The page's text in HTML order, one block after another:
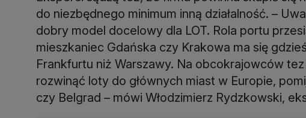
do niezbędnego minimum inną działalność. –
dobry model docelowy dla LOT. Rola portu
mieszkaniec Gdańska czy Krakowa ma się
Frankfurtu niż Warszawy. Na obcokrajowców
rozwinąć loty do głównych miast w Europie,
czy Belgrad – mówi Włodzimierz Rydzkowski,